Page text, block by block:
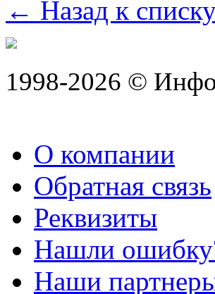
← Назад к
1998-2026 ©
О компании
Обратная связь
Реквизиты
Нашли
Наши